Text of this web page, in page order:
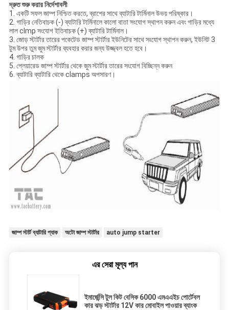
দ্রুত শুরু করার নির্দেশাবলী
1. একটি সফল জাম্প নিশ্চিত করতে, ব্রাশের সাথে ব্যাটারি টার্মিনাল উভয় পরিষ্কার।
2. গাড়ির নেতিবাচক (-) ব্যাটারি টার্মিনালে কালো বাতা সংযোগ স্থাপন করুন এবং গাড়ির মধ্যে
লাল clmp সংযোগ ইতিবাচক (+) ব্যাটারি টার্মিনাল।
3. জোড় স্টার্টার তারের পকেটেড জাম্প স্টার্টার ইউনিটের সাথে সংযোগ স্থাপন করুন, ইউনিট 3
টুম উপর তুম জুম স্টার্টার ব্যবহার করার জন্য উজ্জ্বল হতে হবে।
4. গাড়ির চালক
5. প্লেয়ারেড জাম্প স্টার্টার থেকে জুম স্টার্টার তারের সংযোগ বিচ্ছিন্ন করুন
6. ব্যাটারি ব্যাটারি থেকে clamps অপসারণ।
জাম্প স্টার্ট ব্যাটারি প্যাক অটো জাম্প স্টার্টার auto jump starter
এর সেরা মূল্য পান
ইমার্জেন্সি টুল কিট বেসিক 6000 এমএএইচ পোর্টেবল
কার ঝড় স্টার্টার 12V কার মোবাইল পাওয়ার ব্যাংক